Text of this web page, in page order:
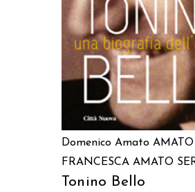
Domenico Amato AMATO
FRANCESCA AMATO
Tonino Bello